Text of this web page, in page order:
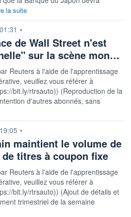
+ BAS
+ PORTEFEUILLE
la suite
01:31 •
de Wall Street n'est
sur la scène mon…
Reuters à l'aide de l'apprentissage
veuillez vous référer à
bit.ly/rtrsauto)) (Reproduction de la
d'autres abonnés, sans
19:05 •
maintient le volume de
titres à coupon fixe
Reuters à l'aide de l'apprentissage
veuillez vous référer à
bit.ly/rtrsauto)) (Ajout de détails et
trimestriel de la semaine